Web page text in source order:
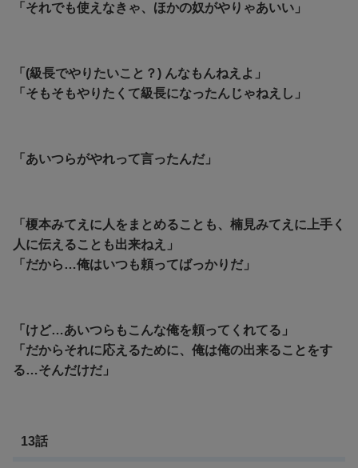
「それでも使えなきゃ、ほかの奴がやりゃあいい」
「(級長でやりたいこと？) んなもんねえよ」
「そもそもやりたくて級長になったんじゃねえし」
「あいつらがやれって言ったんだ」
「榎本みてえに人をまとめることも、楠見みてえに上手く
人に伝えることも出来ねえ」
「だから…俺はいつも頼ってばっかりだ」
「けど…あいつらもこんな俺を頼ってくれてる」
「だからそれに応えるために、俺は俺の出来ることをす
る…そんだけだ」
13話